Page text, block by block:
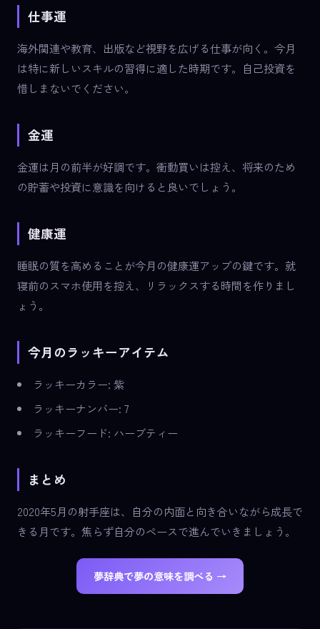
仕事運
海外関連や教育、出版など視野を広げる仕事が向く。今月
は特に新しいスキルの習得に適した時期です。自己投資を
惜しまないでください。
金運
金運は月の前半が好調です。衝動買いは控え、将来のため
の貯蓄や投資に意識を向けると良いでしょう。
健康運
睡眠の質を高めることが今月の健康運アップの鍵です。就
寝前のスマホ使用を控え、リラックスする時間を作りまし
ょう。
今月のラッキーアイテム
ラッキーカラー: 紫
ラッキーナンバー: 7
ラッキーフード: ハーブティー
まとめ
2020年5月の射手座は、自分の内面と向き合いながら成長で
きる月です。焦らず自分のペースで進んでいきましょう。
夢辞典で夢の意味を調べる →